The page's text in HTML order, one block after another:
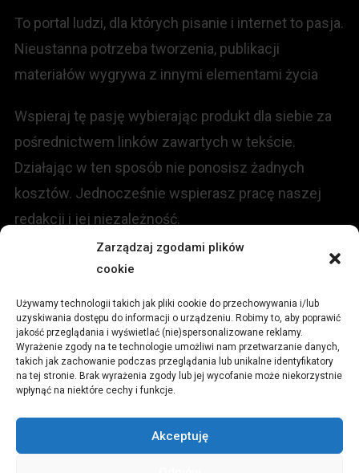
Zarządzaj zgodami plików
cookie
Używamy technologii takich jak pliki cookie do przechowywania i/lub
uzyskiwania dostępu do informacji o urządzeniu. Robimy to, aby poprawić
jakość przeglądania i wyświetlać (nie)spersonalizowane reklamy.
Wyrażenie zgody na te technologie umożliwi nam przetwarzanie danych,
takich jak zachowanie podczas przeglądania lub unikalne identyfikatory
na tej stronie. Brak wyrażenia zgody lub jej wycofanie może niekorzystnie
wpłynąć na niektóre cechy i funkcje.
Akceptuję
To portal ludzi, dla których pisanie i internet to pasja.
Nieustanna potrzeba tworzenia, publikacji
materiałów wygrywa z innymi elementami życia
Wspieraj tę pasję wybierając produkt dla siebie za
pośrednictwem linków zawartych w tekście.
Działając w ten sposób nie ponosisz żadnych
kosztów. Jednocześnie wspierasz pracę naszej
redakcji i jej niezależność.
Redakcja portalu:
ul.Stara 13, 42-600 Tarnowskie Góry
TEL:+48 509 547 822
redakcja@czytamiwiem.pl